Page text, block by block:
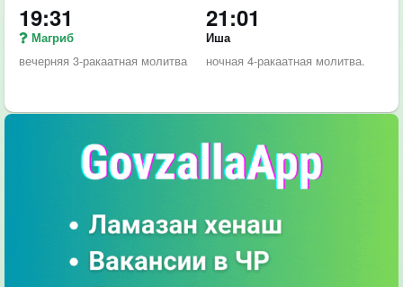
19:31
Магриб
вечерняя 3-ракаатная молитва
21:01
Иша
ночная 4-ракаатная молитва.